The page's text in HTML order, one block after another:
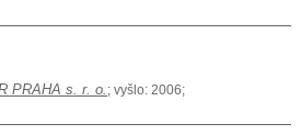
PRAHA s. r. o. ; vyšlo: 2006;